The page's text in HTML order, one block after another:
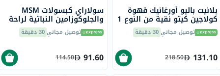
بلانيت باليو أورغانيك قهوة
كولاجين كيتو نقية من النوع 1
و3 213 جرام توصيل مجاني30 دقيقة
131.10
218.50
سولاراي كبسولات MSM
والجلوكوزامين النباتية لراحة
المفاصل وصحتها، 90 قرص
توصيل مجاني30 دقيقة
91.60
114.50